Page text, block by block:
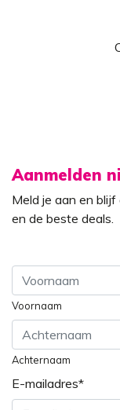
Aanmelden
Meld je aan en
en de beste deals.
Voornaam
Achternaam
E-mailadres*